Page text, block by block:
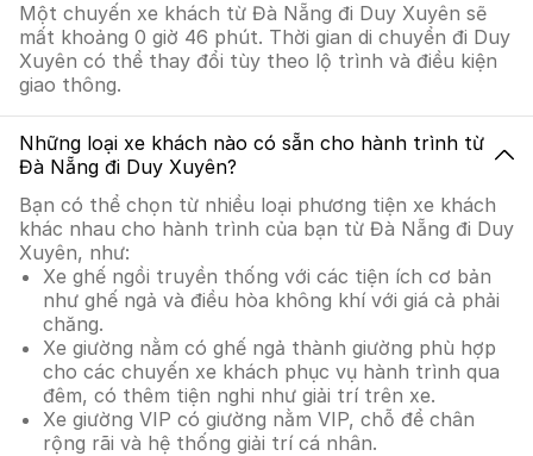
Một chuyến xe khách từ Đà Nẵng đi Duy Xuyên sẽ
mất khoảng 0 giờ 46 phút. Thời gian di chuyển đi Duy
Xuyên có thể thay đổi tùy theo lộ trình và điều kiện
giao thông.
Những loại xe khách nào có sẵn cho hành trình từ
Đà Nẵng đi Duy Xuyên?
Bạn có thể chọn từ nhiều loại phương tiện xe khách
khác nhau cho hành trình của bạn từ Đà Nẵng đi Duy
Xuyên, như:
Xe ghế ngồi truyền thống với các tiện ích cơ bản
như ghế ngả và điều hòa không khí với giá cả phải
chăng.
Xe giường nằm có ghế ngả thành giường phù hợp
cho các chuyến xe khách phục vụ hành trình qua
đêm, có thêm tiện nghi như giải trí trên xe.
Xe giường VIP có giường nằm VIP, chỗ để chân
rộng rãi và hệ thống giải trí cá nhân.